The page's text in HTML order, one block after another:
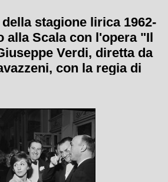
stagione lirica 1962-
alla Scala con l'opera "Il
Verdi, diretta da
con la regia di